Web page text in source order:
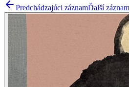
Predchádzajúci záznamĎalší záznam